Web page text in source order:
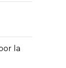
la